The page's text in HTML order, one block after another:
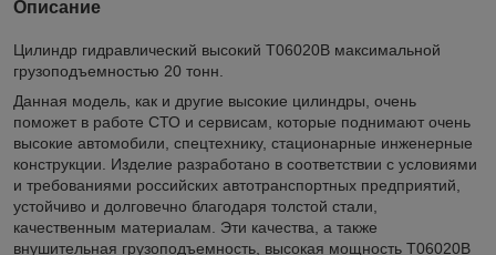
Описание
Цилиндр гидравлический высокий T06020B максимальной
грузоподъемностью 20 тонн.
Данная модель, как и другие высокие цилиндры, очень
поможет в работе СТО и сервисам, которые поднимают очень
высокие автомобили, спецтехнику, стационарные инженерные
конструкции. Изделие разработано в соответствии с условиями
и требованиями российских автотранспортных предприятий,
устойчиво и долговечно благодаря толстой стали,
качественным материалам. Эти качества, а также
внушительная грузоподъемность, высокая мощность T06020B